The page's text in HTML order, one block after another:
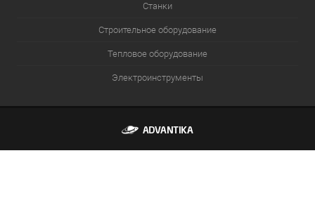
Станки
Строительное оборудование
Тепловое оборудование
Электроинструменты